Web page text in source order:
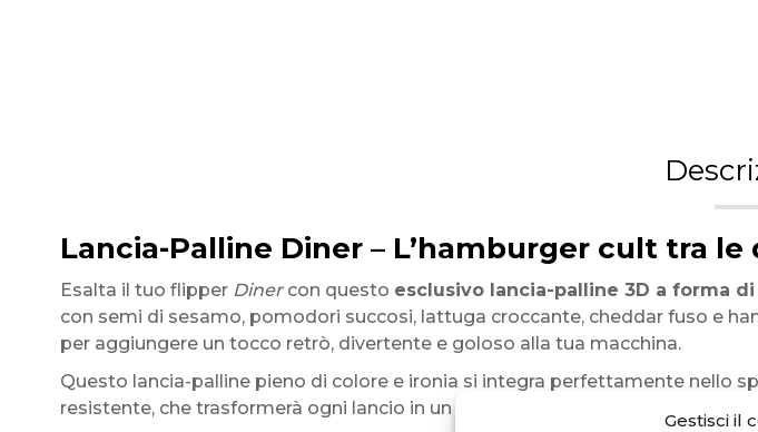
Gestisci il
Lancia-Palline Diner – L’hamburger cult tra le
Esalta il tuo flipper Dinercon questo esclusivo lancia-palline 3D a forma
con semi di sesamo, pomodori succosi, lattuga croccante, cheddar fuso e
per aggiungere un tocco retrò, divertente e goloso alla tua macchina.
Questo lancia-palline pieno di colore e ironia si integra perfettamente nello
resistente, che trasformerà ogni lancio in un richiamo delizioso all’epoca dei